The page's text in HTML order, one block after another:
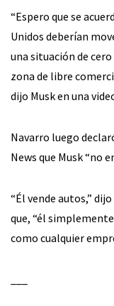
“Espero que se
Unidos deberían
una situación de
zona de libre
dijo Musk en una
Navarro luego
News que Musk “no
“Él vende autos,”
que, “él
como cualquier